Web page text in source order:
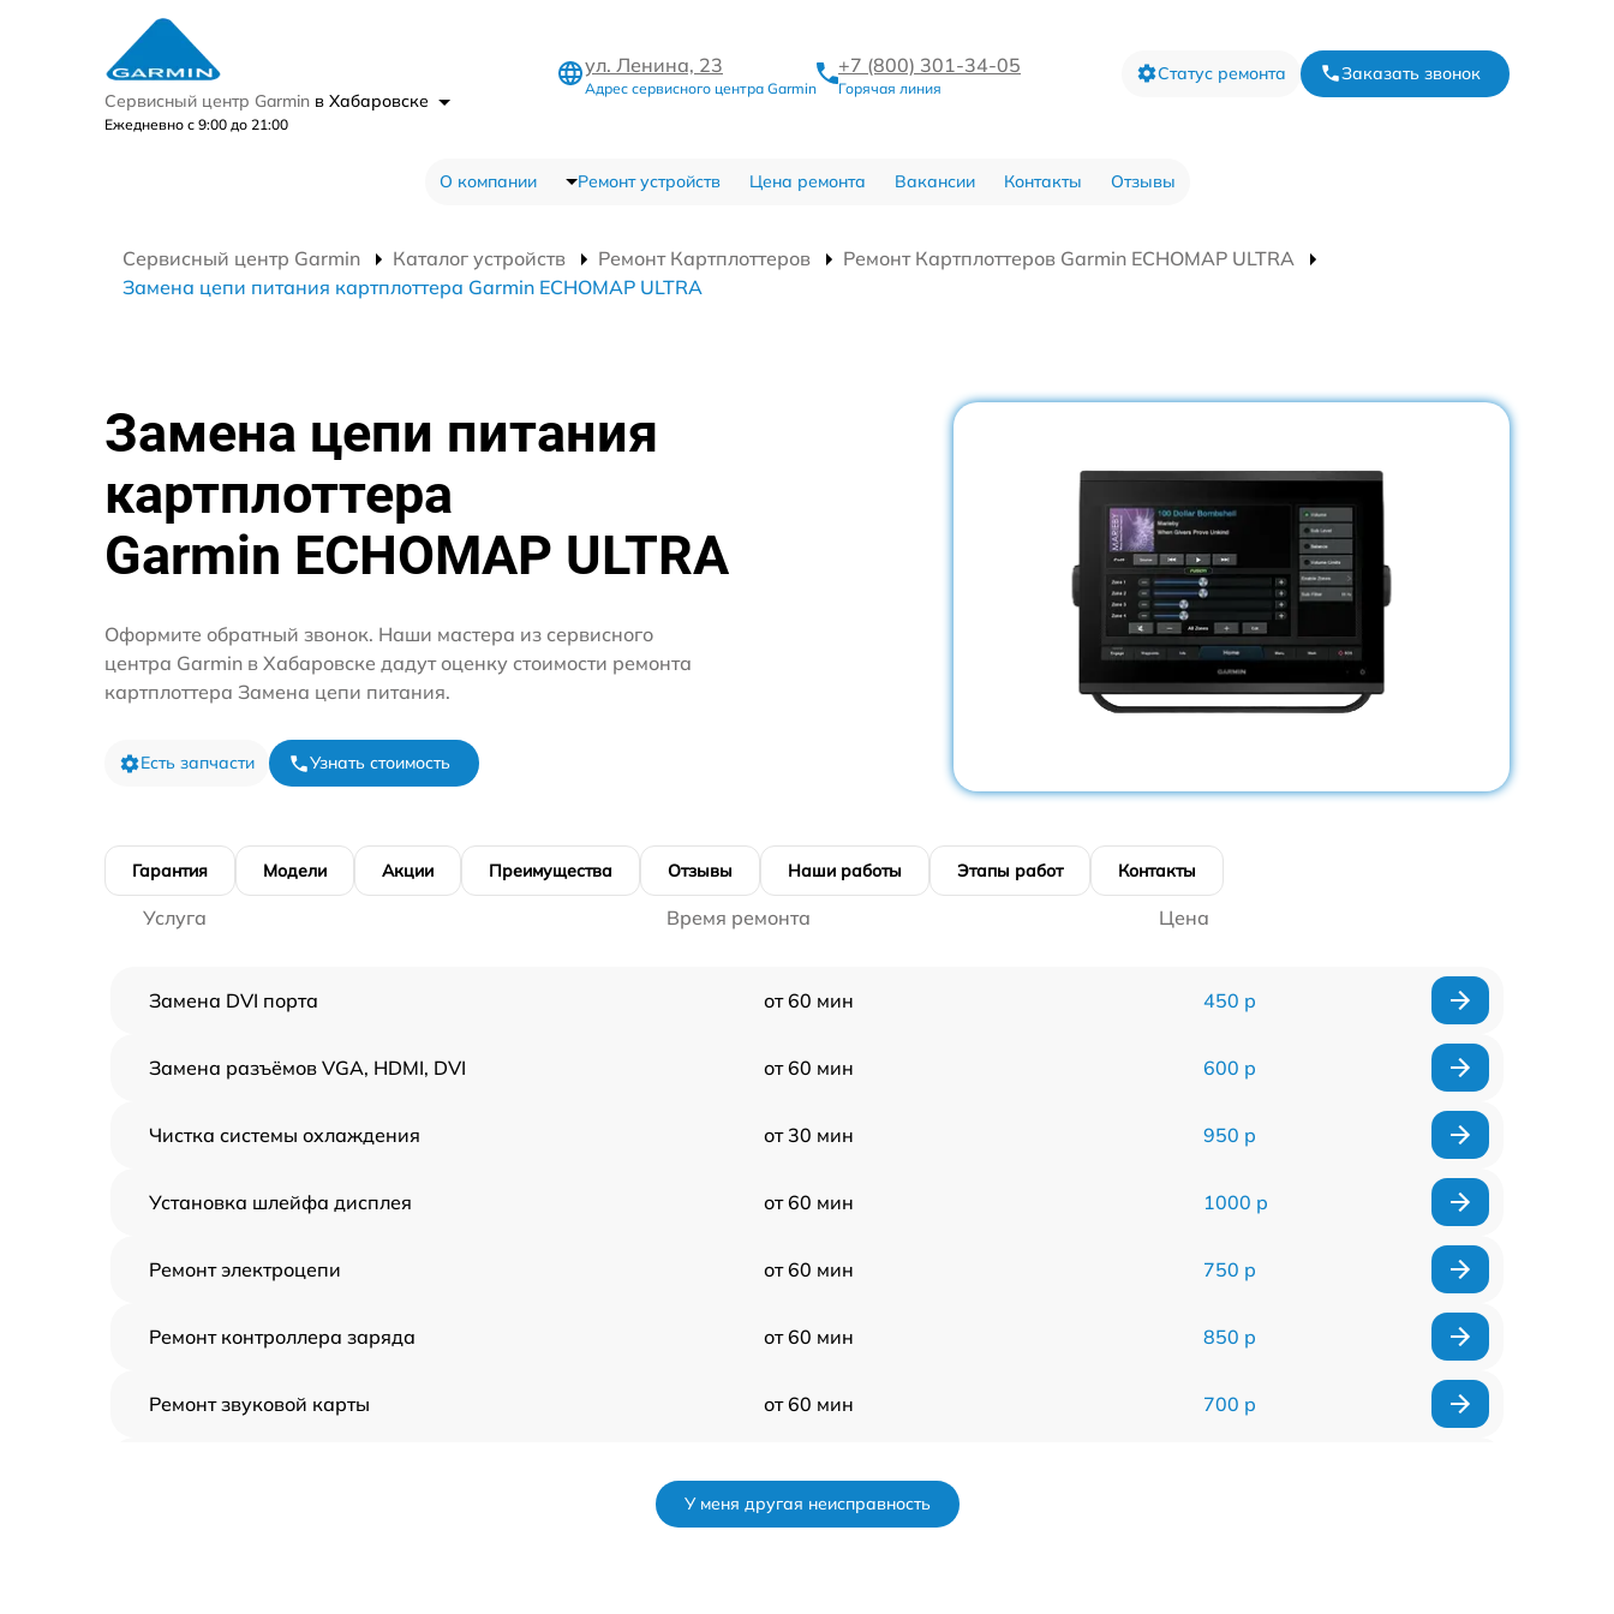
Сервисный центр Garmin в Хабаровске
Ежедневно с 9:00 до 21:00
ул. Ленина, 23
Адрес сервисного центра Garmin
+7 (800) 301-34-05
Горячая линия
Статус ремонта Заказать звонок
О компании Ремонт устройств Цена ремонта Вакансии Контакты Отзывы
Сервисный центр Garmin Каталог устройств Ремонт Картплоттеров
Ремонт Картплоттеров Garmin ECHOMAP ULTRA
Замена цепи питания картплоттера Garmin ECHOMAP ULTRA
Замена цепи питания
картплоттера
Garmin ECHOMAP ULTRA
Оформите обратный звонок. Наши мастера из сервисного
центра Garmin в Хабаровске дадут оценку стоимости ремонта
картплоттера Замена цепи питания.
Есть запчасти Узнать стоимость
Гарантия Модели Акции Преимущества Отзывы Наши работы Этапы работ Контакты
Услуга Время ремонта Цена
Замена DVI порта от 60 мин 450 р
Замена разъёмов VGA, HDMI, DVI от 60 мин 600 р
Чистка системы охлаждения от 30 мин 950 р
Установка шлейфа дисплея от 60 мин 1000 р
Ремонт электроцепи от 60 мин 750 р
Ремонт контроллера заряда от 60 мин 850 р
Ремонт звуковой карты от 60 мин 700 р
У меня другая неисправность